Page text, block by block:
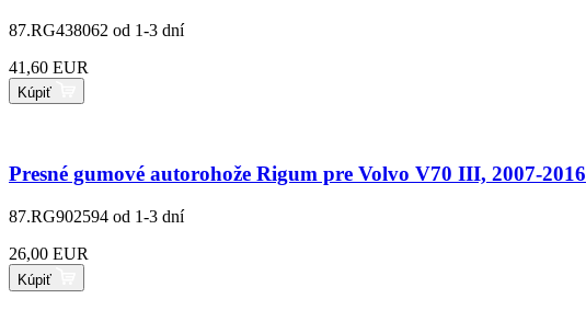
87.RG438062 od 1-3 dní
41,60 EUR
Kúpiť
Presné gumové autorohože Rigum pre Volvo V70 III, 2007-2016
87.RG902594 od 1-3 dní
26,00 EUR
Kúpiť